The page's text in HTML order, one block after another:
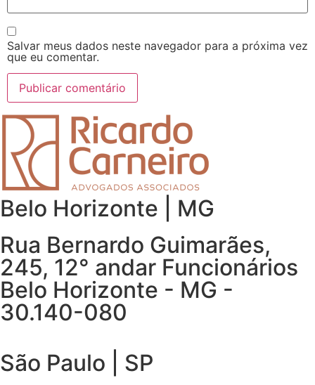
Salvar meus dados neste navegador para a próxima vez
que eu comentar.
Belo Horizonte | MG
Rua Bernardo Guimarães,
245, 12° andar Funcionários
Belo Horizonte - MG -
30.140-080
São Paulo | SP